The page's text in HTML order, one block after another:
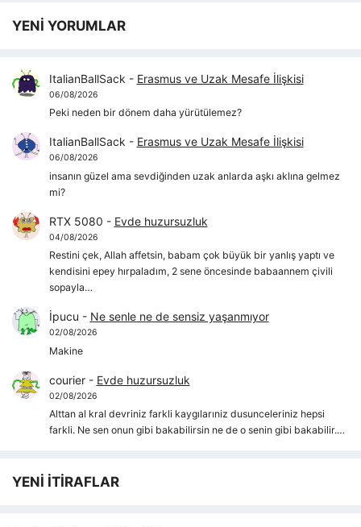
YENİ YORUMLAR
ItalianBallSack - Erasmus ve Uzak Mesafe İlişkisi
06/08/2026
Peki neden bir dönem daha yürütülemez?
ItalianBallSack - Erasmus ve Uzak Mesafe İlişkisi
06/08/2026
insanın güzel ama sevdiğinden uzak anlarda aşkı aklına gelmez
mi?
RTX 5080 - Evde huzursuzluk
04/08/2026
Restini çek, Allah affetsin, babam çok büyük bir yanlış yaptı ve
kendisini epey hırpaladım, 2 sene öncesinde babaannem çivili
sopayla…
İpucu - Ne senle ne de sensiz yaşanmıyor
02/08/2026
Makine
courier- Evde huzursuzluk
02/08/2026
Alttan al kral devriniz farkli kaygılarıniz dusunceleriniz hepsi
farkli. Ne sen onun gibi bakabilirsin ne de o senin gibi bakabilir.…
YENİ İTİRAFLAR